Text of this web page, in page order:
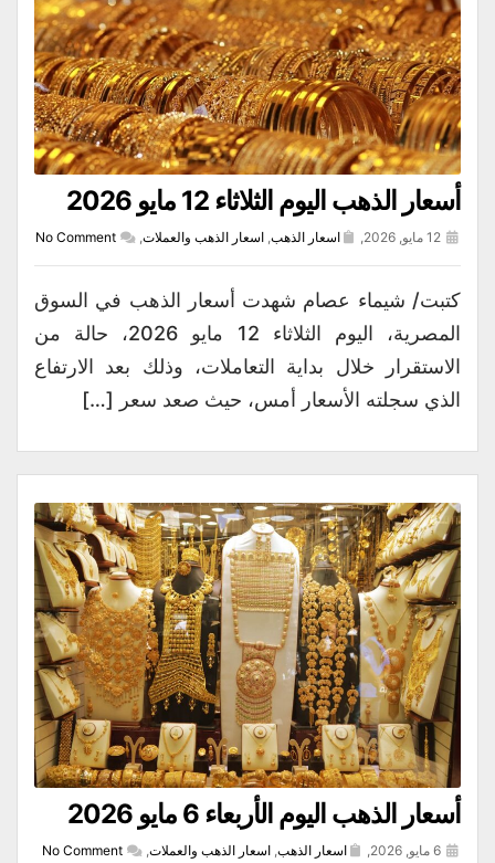
أسعار الذهب اليوم الثلاثاء 12 مايو 2026
اسعار الذهب, اسعار الذهب والعملات,
No Comment
كتبت/ شيماء عصام شهدت أسعار الذهب في السوق
المصرية، اليوم الثلاثاء 12 مايو 2026، حالة من
الاستقرار خلال بداية التعاملات، وذلك بعد الارتفاع
الذي سجلته الأسعار أمس، حيث صعد سعر […]
أسعار الذهب اليوم الأربعاء 6 مايو 2026
اسعار الذهب اسعار الذهب والعملات No Comment